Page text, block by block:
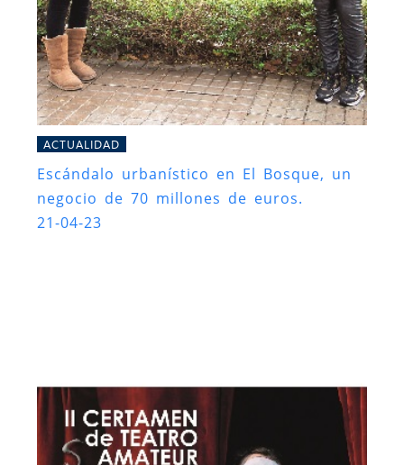
ACTUALIDAD
Escándalo urbanístico en El Bosque, un
negocio de 70 millones de euros.
21-04-23